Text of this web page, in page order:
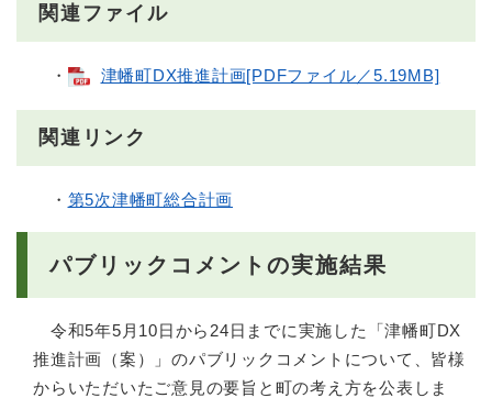
関連ファイル
・ 津幡町DX推進計画[PDFファイル／5.19MB]
関連リンク
・ 第5次津幡町総合計画
パブリックコメントの実施結果
令和5年5月10日から24日までに実施した「津幡町DX
推進計画（案）」のパブリックコメントについて、皆様
からいただいたご意見の要旨と町の考え方を公表しま